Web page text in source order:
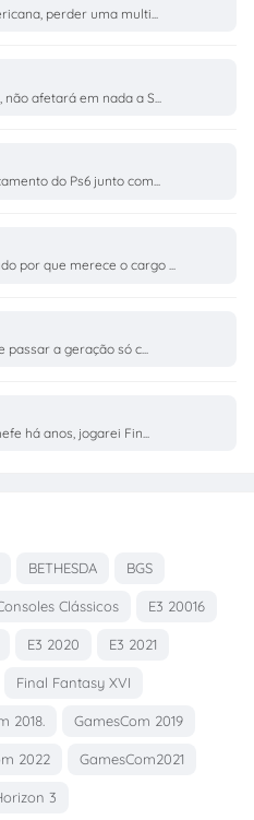
perder uma multi...
afetará em nada a S...
do Ps6 junto com...
por que merece o cargo ...
passar a geração só c...
há anos, jogarei Fin...
BETHESDA BGS
Clássicos E3 20016
E3 2020 E3 2021
Final Fantasy XVI
2018. GamesCom 2019
2022 GamesCom2021
3